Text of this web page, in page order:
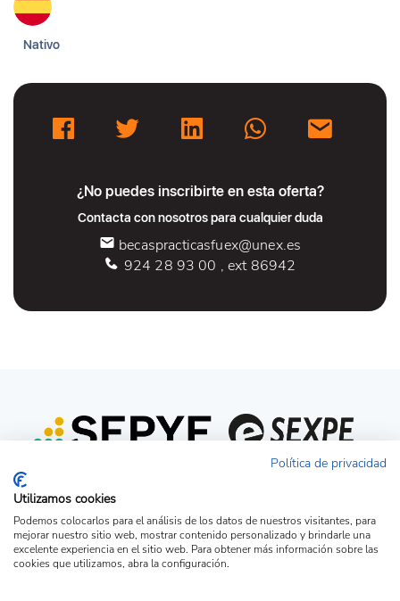
Nativo
¿No puedes inscribirte en esta oferta?
Contacta con nosotros para cualquier duda
becaspracticasfuex@unex.es
924 28 93 00 , ext 86942
Acceso candidato Acceso empresa
Política de privacidad
Utilizamos cookies
Podemos colocarlos para el análisis de los datos de nuestros visitantes, para
mejorar nuestro sitio web, mostrar contenido personalizado y brindarle una
excelente experiencia en el sitio web. Para obtener más información sobre las
cookies que utilizamos, abra la configuración.